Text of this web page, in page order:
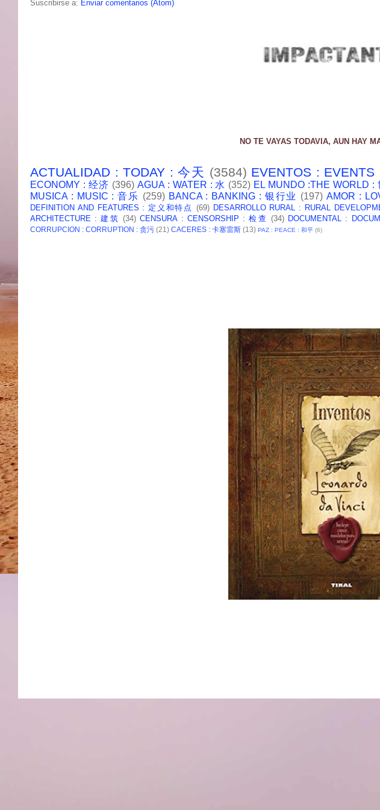
Suscribirse a: Enviar comentarios (Atom)
NO TE VAYAS TODAVIA, AUN HAY
ACTUALIDAD : TODAY : 今天 (3584) EVENTOS : EVENTS
ECONOMY : 经济 (396) AGUA : WATER : 水 (352) EL MUNDO :THE WORLD :
MUSICA : MUSIC : 音乐 (259) BANCA : BANKING : 银行业 (197) AMOR :
DEFINITION AND FEATURES : 定义和特点 (69) DESARROLLO RURAL : RURAL
ARCHITECTURE : 建筑 (34) CENSURA : CENSORSHIP : 检查 (34) DOCUMENTAL :
CORRUPCION : CORRUPTION : 贪污 (21) CACERES : 卡塞雷斯 (13) PAZ : PEACE : 和平 (6)